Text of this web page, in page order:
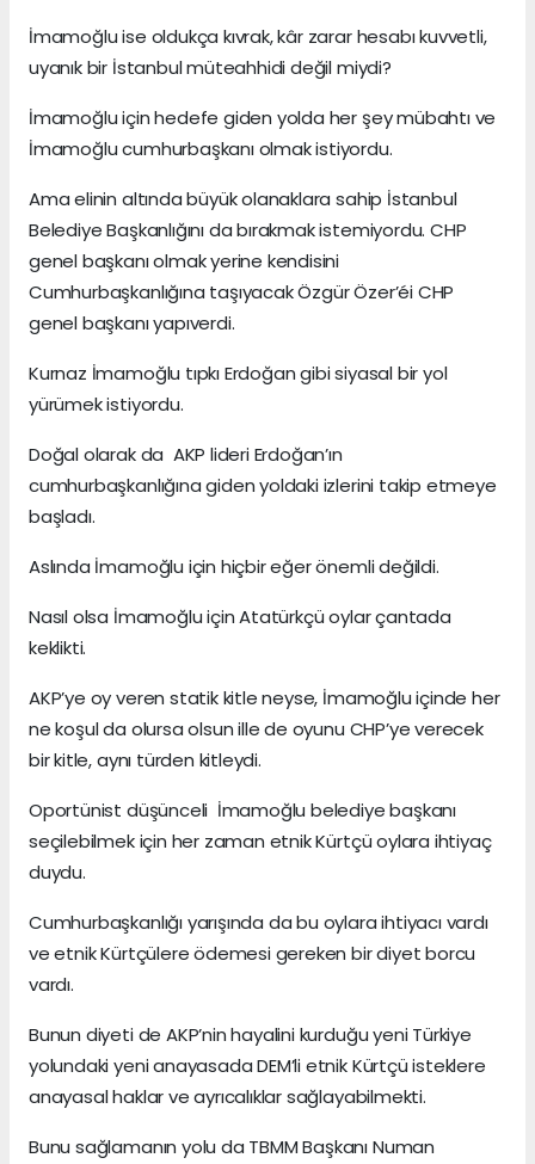
İmamoğlu ise oldukça kıvrak, kâr zarar hesabı kuvvetli,
uyanık bir İstanbul müteahhidi değil miydi?
İmamoğlu için hedefe giden yolda her şey mübahtı ve
İmamoğlu cumhurbaşkanı olmak istiyordu.
Ama elinin altında büyük olanaklara sahip İstanbul
Belediye Başkanlığını da bırakmak istemiyordu. CHP
genel başkanı olmak yerine kendisini
Cumhurbaşkanlığına taşıyacak Özgür Özer’éi CHP
genel başkanı yapıverdi.
Kurnaz İmamoğlu tıpkı Erdoğan gibi siyasal bir yol
yürümek istiyordu.
Doğal olarak da AKP lideri Erdoğan’ın
cumhurbaşkanlığına giden yoldaki izlerini takip etmeye
başladı.
Aslında İmamoğlu için hiçbir eğer önemli değildi.
Nasıl olsa İmamoğlu için Atatürkçü oylar çantada
keklikti.
AKP’ye oy veren statik kitle neyse, İmamoğlu içinde her
ne koşul da olursa olsun ille de oyunu CHP’ye verecek
bir kitle, aynı türden kitleydi.
Oportünist düşünceli İmamoğlu belediye başkanı
seçilebilmek için her zaman etnik Kürtçü oylara ihtiyaç
duydu.
Cumhurbaşkanlığı yarışında da bu oylara ihtiyacı vardı
ve etnik Kürtçülere ödemesi gereken bir diyet borcu
vardı.
Bunun diyeti de AKP’nin hayalini kurduğu yeni Türkiye
yolundaki yeni anayasada DEM’li etnik Kürtçü isteklere
anayasal haklar ve ayrıcalıklar sağlayabilmekti.
Bunu sağlamanın yolu da TBMM Başkanı Numan